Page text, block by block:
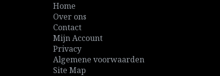
Home
Over ons
Contact
Mijn Account
Privacy
Algemene voorwaarden
Site Map